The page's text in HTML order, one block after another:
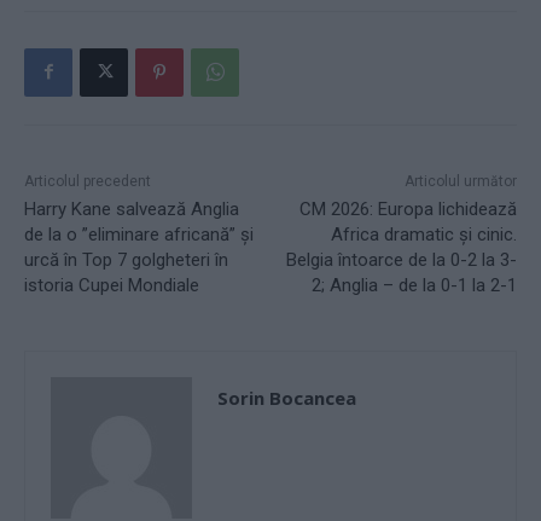
Articolul precedent
Harry Kane salvează Anglia
de la o ”eliminare africană” și
urcă în Top 7 golgheteri în
istoria Cupei Mondiale
Articolul următor
CM 2026: Europa lichidează
Africa dramatic și cinic.
Belgia întoarce de la 0-2 la 3-
2; Anglia – de la 0-1 la 2-1
Sorin Bocancea